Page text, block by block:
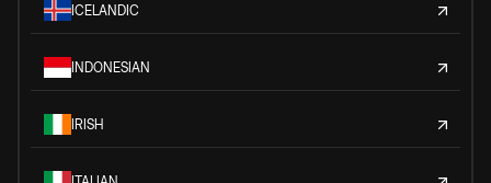
ICELANDIC
INDONESIAN
IRISH